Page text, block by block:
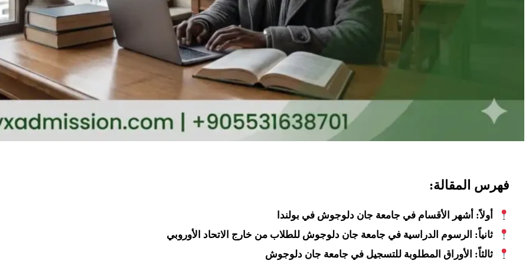
فهرس المقالة:
أولاً: أشهر الأقسام في جامعة جان دلوجوش في بولندا
ثانياً: الرسوم الدراسية في جامعة جان دلوجوش للطلاب من خارج الاتحاد الأوروبي
ثالثاً: الأوراق المطلوبة للتسجيل في جامعة جان دلوجوش